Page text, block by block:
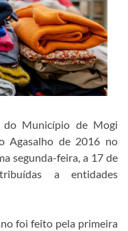
do Município de Mogi
Agasalho de 2016 no
segunda-feira, a 17 de
a entidades
foi feito pela primeira